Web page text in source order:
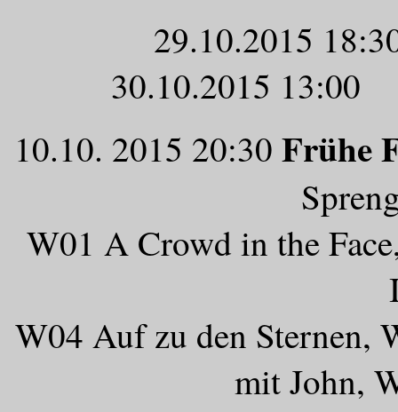
29.10.2015
30.10.2015 13:00
10.10. 2015 20:30 Frühe
W01 A Crowd in the
W04 Auf zu den Sternen,
mit John,